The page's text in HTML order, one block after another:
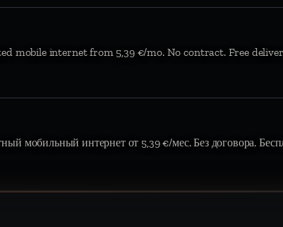
mobile internet from 5,39 €/mo. No contract. Free
мобильный интернет от 5,39 €/мес. Без договора.